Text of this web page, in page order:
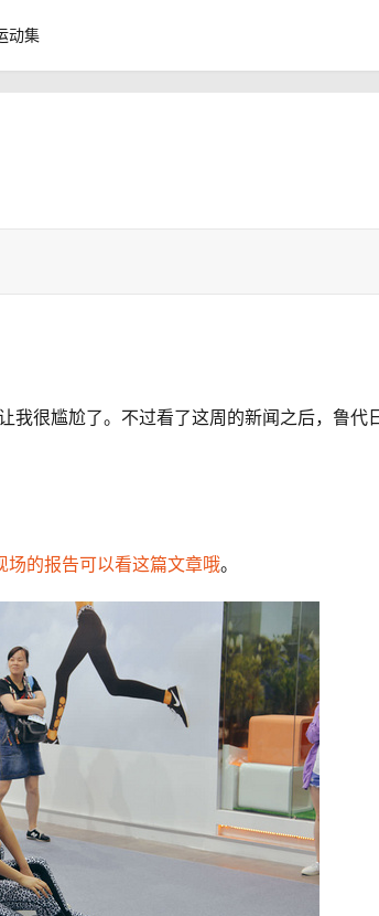
动集
我很尴尬了。不过看了这周的新闻之后，鲁代
场的报告可以看这篇文章哦。